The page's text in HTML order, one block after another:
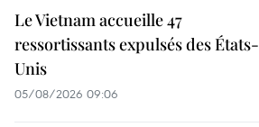
Le Vietnam accueille 47
ressortissants expulsés des États-
Unis
05/08/2026 09:06